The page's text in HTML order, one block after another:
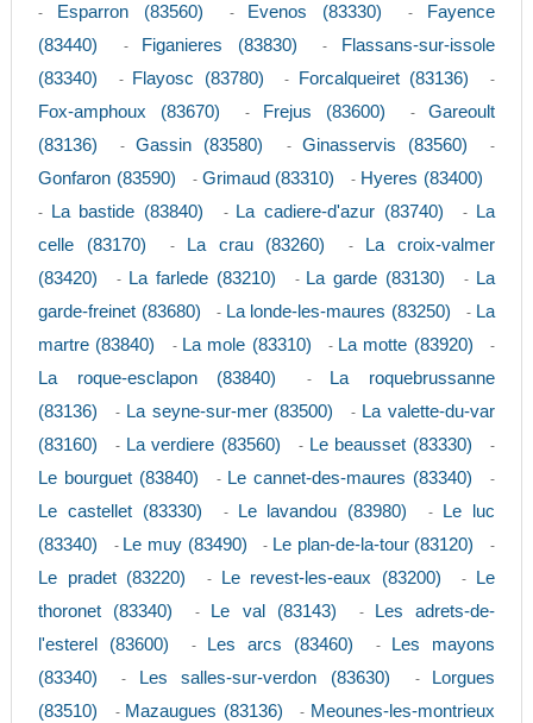
- Esparron (83560) - Evenos (83330) -
Fayence
(83440)
- Figanieres (83830) -
Flassans-sur-issole
(83340)
- Flayosc (83780) - Forcalqueiret (83136) -
Fox-amphoux (83670) - Frejus (83600) -Gareoult
(83136)
-Gassin (83580) - Ginasservis (83560) -
Gonfaron (83590) - Grimaud (83310) - Hyeres (83400)
- La bastide (83840) - La cadiere-d'azur (83740) -
La
celle (83170)
- La crau (83260) -
La croix-valmer
(83420)
- La farlede (83210) - La garde (83130) - La
garde-freinet (83680)
- La londe-les-maures (83250) - La
martre (83840)
- La mole (83310) - La motte (83920) -
La roque-esclapon (83840) -
La roquebrussanne
(83136)
- La seyne-sur-mer (83500) - La valette-du-var
(83160)
- La verdiere (83560) - Le beausset (83330) -
Le bourguet (83840) - Le cannet-des-maures (83340) -
Le castellet (83330) - Le lavandou (83980) -
Le luc
(83340)
- Le muy (83490) - Le plan-de-la-tour (83120) -
Le pradet (83220) - Le revest-les-eaux (83200) -
Le
thoronet (83340)
- Le val (83143) -
Les adrets-de-
l'esterel (83600)
- Les arcs (83460) -
Les mayons
(83340)
- Les salles-sur-verdon (83630) -
Lorgues
(83510)
- Mazaugues (83136) - Meounes-les-montrieux